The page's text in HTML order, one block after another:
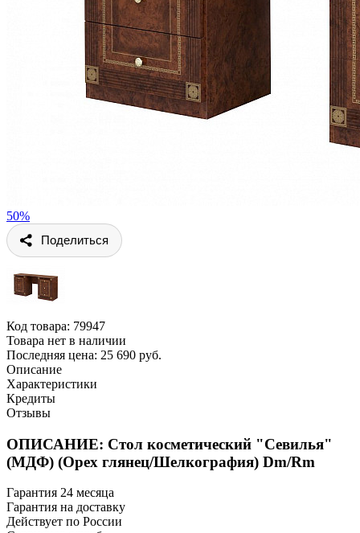
50%
Поделиться
Код товара: 79947
Товара нет в наличии
Последняя цена: 25 690 руб.
Описание
Характеристики
Кредиты
Отзывы
ОПИСАНИЕ: Стол косметический "Севилья"
(МДФ) (Орех глянец/Шелкография) Dm/Rm
Гарантия 24 месяца
Гарантия на доставку
Действует по России